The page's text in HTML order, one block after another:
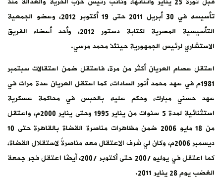
تأسيسه في 30 أبريل 2011 حتى 19 أكتوبر 2012، وعضو الجمعية
التأسيسية المصرية لكتابة دستور 2012، وأحد أعضاء الفريق
الاستشاري لرئيس الجمهورية حينئذ محمد مرسي.
اعتقل عصام العريان أكثر من مرة، فاعتقل ضمن اعتقالات سبتمبر
1981م في عهد محمد أنور السادات، كما اعتقل العريان عدة مرات في
عهد حسني مبارك، وحكم عليه بالحبس في محاكمة عسكرية
استثنائية لمدة 5 سنوات من يناير 1995 وحتى يناير 2000م، واعتقل
من 18 مايو 2006 ضمن مظاهرات مناصرة القضاة بالقاهرة حتى 10
ديسمبر 2006م، وكان لي شرف الاعتقال معه مناصرةً لاستقلال القضاة،
كما اعتقل في يوليو 2007 حتى أكتوبر 2007، أيضًا اعتقل فجر جمعة
الغضب يوم 28 يناير 2011.